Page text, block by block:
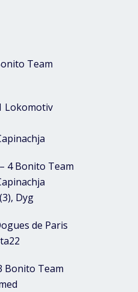
Team
Lokomotiv
4 Bonito Team
Dyg
de Paris
Bonito Team